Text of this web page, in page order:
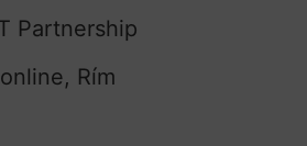
Partnership
online, Rím